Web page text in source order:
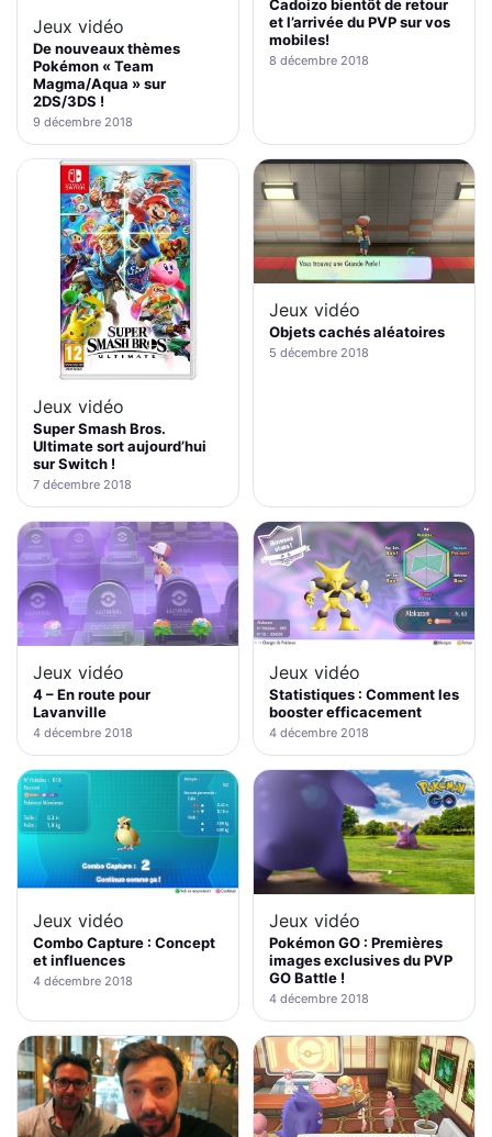
Jeux vidéo
De nouveaux thèmes
Pokémon « Team
Magma/Aqua » sur
2DS/3DS !
9 décembre 2018
Cadoizo bientôt de retour
et l’arrivée du PVP sur vos
mobiles!
8 décembre 2018
Jeux vidéo
Super Smash Bros.
Ultimate sort aujourd’hui
sur Switch !
7 décembre 2018
Jeux vidéo
Objets cachés aléatoires
5 décembre 2018
Jeux vidéo
4 – En route pour
Lavanville
4 décembre 2018
Jeux vidéo
Statistiques : Comment les
booster efficacement
4 décembre 2018
Jeux vidéo
Combo Capture : Concept
et influences
4 décembre 2018
Jeux vidéo
Pokémon GO : Premières
images exclusives du PVP
GO Battle !
4 décembre 2018